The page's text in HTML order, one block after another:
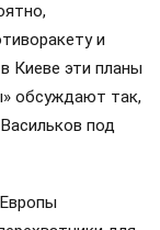
и
Киеве эти планы
обсуждают так,
под